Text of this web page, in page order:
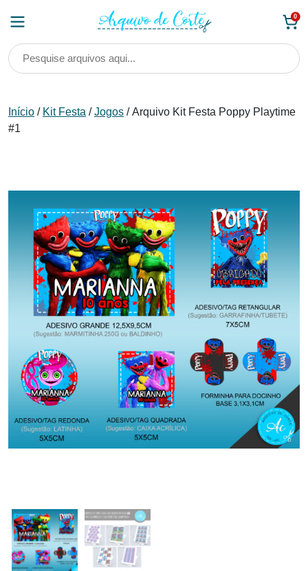
0
Início / Kit Festa /Jogos / Arquivo Kit Festa Poppy Playtime
#1